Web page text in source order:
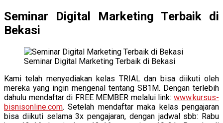
Seminar Digital Marketing Terbaik di
Bekasi
Seminar Digital Marketing Terbaik di Bekasi
Kami telah menyediakan kelas TRIAL dan bisa diikuti oleh
mereka yang ingin mengenal tentang SB1M. Dengan terlebih
dahulu mendaftar di FREE MEMBER melalui link: www.kursus-
bisnisonline.com. Setelah mendaftar maka kelas pengajaran
bisa diikuti selama 3x pengajaran, dengan jadwal sbb: Rabu